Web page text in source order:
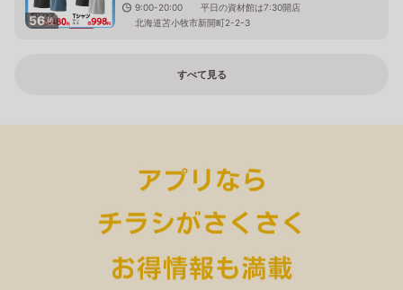
56枚
9:00-20:00 平日の資材館は7:30開店
北海道苫小牧市新開町2-2-3
すべて見る